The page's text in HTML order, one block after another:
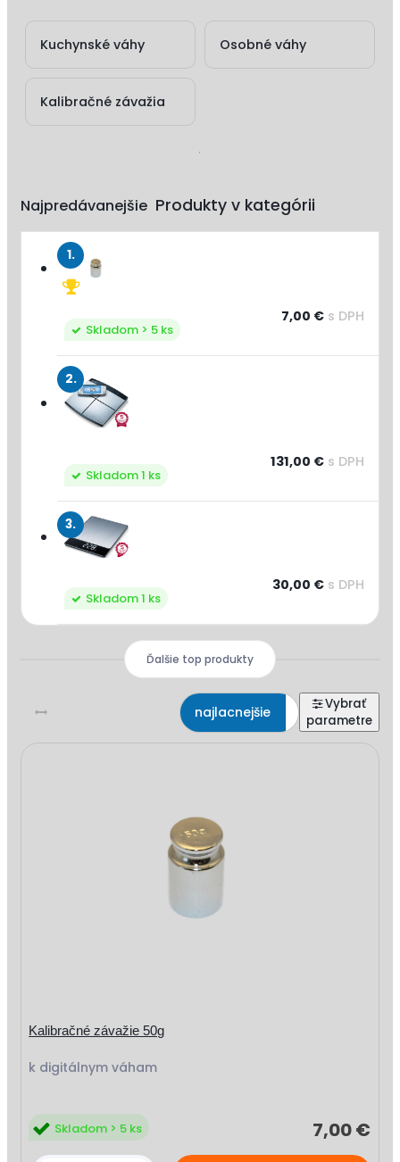
Kuchynské váhy Osobné váhy
Kalibračné závažia
Najpredávanejšie
1.
Skladom > 5 ks
7,00 € s DPH
2.
Skladom 1 ks
131,00 € s DPH
3.
Skladom 1 ks
30,00 € s DPH
Ďalšie top produkty
najlacnejšie najdrahšie
Kalibračné závažie 50g
k digitálnym váham
7,00 €
Skladom > 5 ks